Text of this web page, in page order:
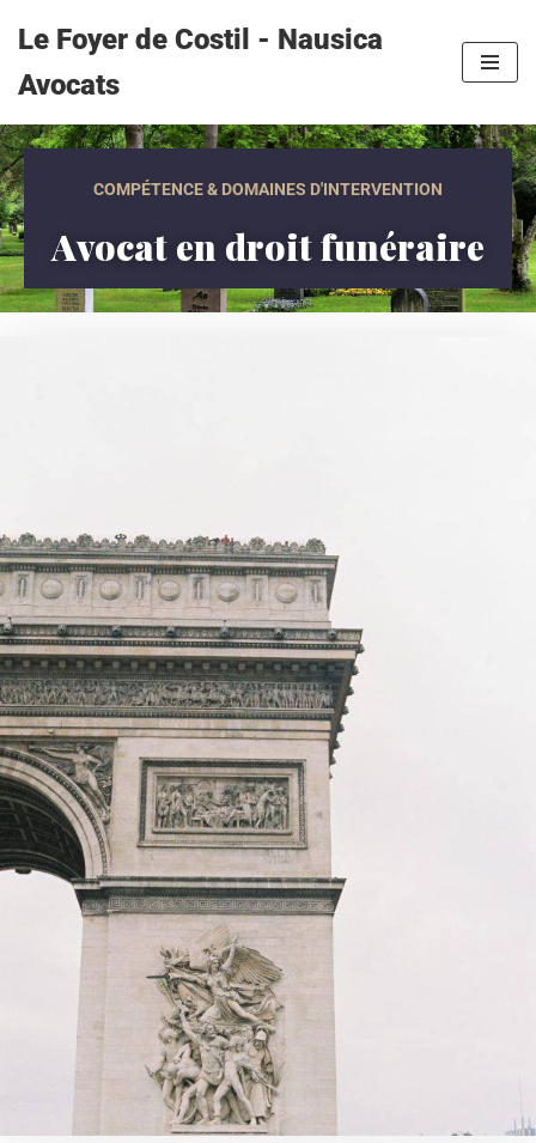
au
contenu
Le Foyer de Costil - Nausica
Avocats
COMPÉTENCE & DOMAINES D'INTERVENTION
Avocat en droit funéraire